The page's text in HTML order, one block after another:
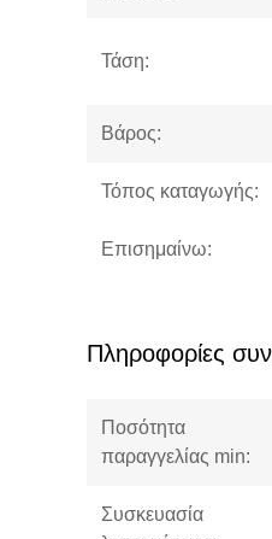
Τάση:
Βάρος:
Τόπος καταγωγής:
Επισημαίνω:
Πληροφορίες
Ποσότητα
παραγγελίας min:
Συσκευασία